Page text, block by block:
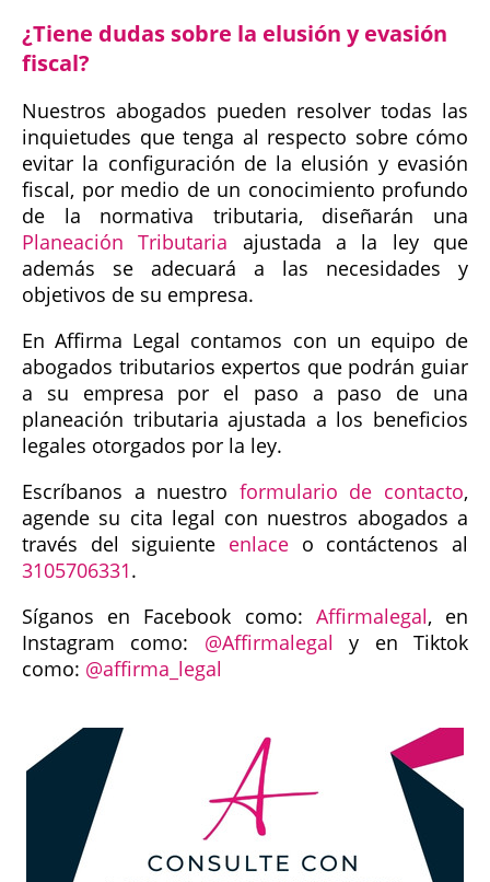
¿Tiene dudas sobre la elusión y evasión
fiscal?
Nuestros abogados pueden resolver todas las
inquietudes que tenga al respecto sobre cómo
evitar la configuración de la elusión y evasión
fiscal, por medio de un conocimiento profundo
de la normativa tributaria, diseñarán una
Planeación Tributaria ajustada a la ley que
además se adecuará a las necesidades y
objetivos de su empresa.
En Affirma Legal contamos con un equipo de
abogados tributarios expertos que podrán guiar
a su empresa por el paso a paso de una
planeación tributaria ajustada a los beneficios
legales otorgados por la ley.
Escríbanos a nuestro formulario de contacto,
agende su cita legal con nuestros abogados a
través del siguiente enlace o contáctenos al
3105706331.
Síganos en Facebook como: Affirmalegal, en
Instagram como: @Affirmalegal y en Tiktok
como: @affirma_legal